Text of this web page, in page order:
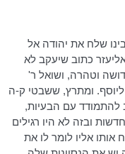
שלח את יהודה אל
כתוב שיעקב לא
וטהרה, ושואל ר'
ומתרץ, ששבטי ק-ה
להתמודד עם הבעיות,
ובזה לא היו רגילים
אליו לומר לו את